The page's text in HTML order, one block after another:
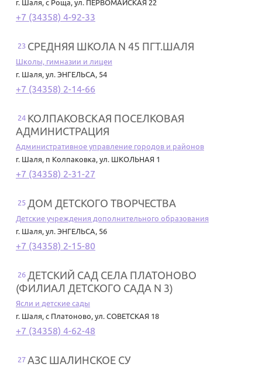
г. Шаля, с Роща, ул. ПЕРВОМАЙСКАЯ 22
+7 (34358) 4-92-33
23 СРЕДНЯЯ ШКОЛА N 45 ПГТ.ШАЛЯ
Школы, гимназии и лицеи
г. Шаля, ул. ЭНГЕЛЬСА, 54
+7 (34358) 2-14-66
24 КОЛПАКОВСКАЯ ПОСЕЛКОВАЯ
АДМИНИСТРАЦИЯ
Административное управление городов и районов
г. Шаля, п Колпаковка, ул. ШКОЛЬНАЯ 1
+7 (34358) 2-31-27
25 ДОМ ДЕТСКОГО ТВОРЧЕСТВА
Детские учреждения дополнительного образования
г. Шаля, ул. ЭНГЕЛЬСА, 56
+7 (34358) 2-15-80
26 ДЕТСКИЙ САД СЕЛА ПЛАТОНОВО
(ФИЛИАЛ ДЕТСКОГО САДА N 3)
Ясли и детские сады
г. Шаля, с Платоново, ул. СОВЕТСКАЯ 18
+7 (34358) 4-62-48
27 АЗС ШАЛИНСКОЕ СУ